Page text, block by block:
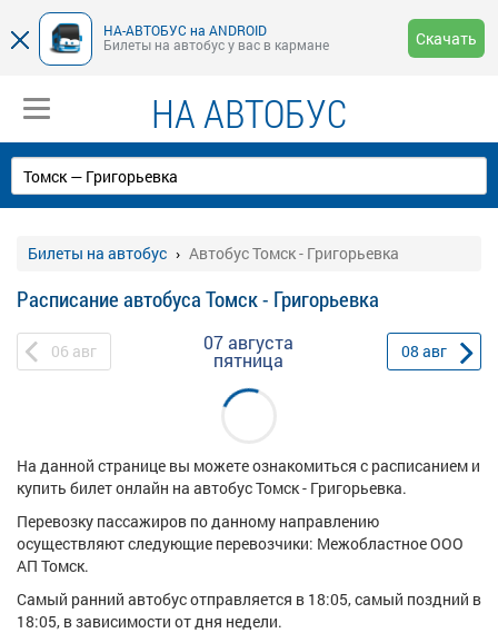
НА-АВТОБУС на ANDROID
Билеты на автобус у вас в кармане
Скачать
НА АВТОБУС
Билеты на автобус Автобус Томск - Григорьевка
Расписание автобуса Томск - Григорьевка
06 авг 07 августа
пятница 08 авг
На данной странице вы можете ознакомиться с расписанием и
купить билет онлайн на автобус Томск - Григорьевка.
Перевозку пассажиров по данному направлению
осуществляют следующие перевозчики: Межобластное ООО
АП Томск.
Самый ранний автобус отправляется в 18:05, самый поздний в
18:05, в зависимости от дня недели.